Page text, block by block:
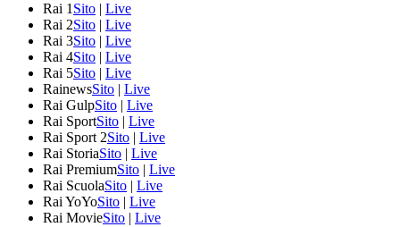
Rai 1 Sito | Live
Rai 2Sito | Live
Rai 3Sito | Live
Rai 4Sito | Live
Rai 5Sito | Live
RainewsSito | Live
Rai GulpSito | Live
Rai SportSito | Live
Rai Sport 2Sito | Live
Rai StoriaSito | Live
Rai PremiumSito | Live
Rai ScuolaSito | Live
Rai YoYoSito | Live
Rai MovieSito | Live